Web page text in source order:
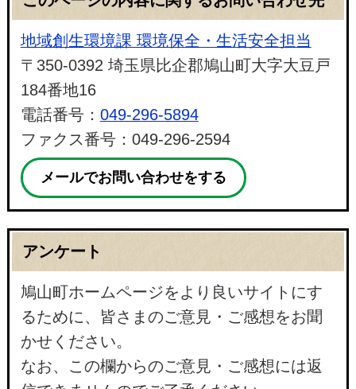
地域創生環境課 環境保全・生活安全担当
〒350-0392 埼玉県比企郡鳩山町大字大豆戸
184番地16
電話番号： 049-296-5894
ファクス番号：049-296-2594
メールでお問い合わせをする
アンケート
鳩山町ホームページをより良いサイトにす
るために、皆さまのご意見・ご感想をお聞
かせください。
なお、この欄からのご意見・ご感想には返